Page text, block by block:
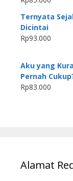
Ternyata
Dicintai
Rp93.000
Aku yang
Pernah
Rp83.000
Alamat